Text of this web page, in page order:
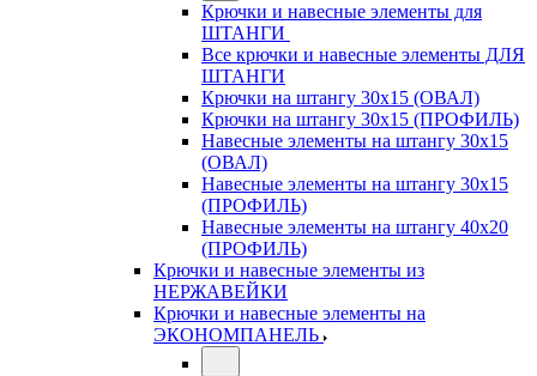
Крючки и навесные элементы для
ШТАНГИ
Все крючки и навесные элементы ДЛЯ
ШТАНГИ
Крючки на штангу 30х15 (ОВАЛ)
Крючки на штангу 30х15 (ПРОФИЛЬ)
Навесные элементы на штангу 30х15
(ОВАЛ)
Навесные элементы на штангу 30х15
(ПРОФИЛЬ)
Навесные элементы на штангу 40х20
(ПРОФИЛЬ)
Крючки и навесные элементы из
НЕРЖАВЕЙКИ
Крючки и навесные элементы на
ЭКОНОМПАНЕЛЬ